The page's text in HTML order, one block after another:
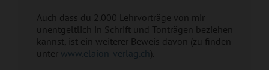
Auch dass du 2.000 Lehrvorträge von mir
unentgeltlich in Schrift und Tonträgen beziehen
kannst, ist ein weiterer Beweis davon (zu finden
unter www.elaion-verlag.ch).